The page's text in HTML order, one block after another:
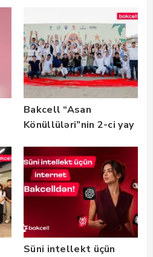
Bakcell “Asan
Könüllüləri”nin 2-ci yay
olub — FOTO
Süni intellekt üçün